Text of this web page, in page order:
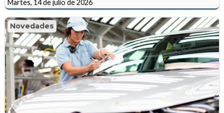
Martes, 14 de julio de 2026
Novedades